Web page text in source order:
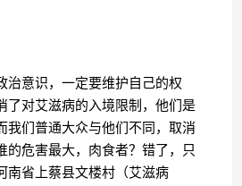
治意识，一定要维护自己的权
了对艾滋病的入境限制，他们是
我们普通大众与他们不同，取消
的危害最大，肉食者？错了，只
南省上蔡县文楼村（艾滋病